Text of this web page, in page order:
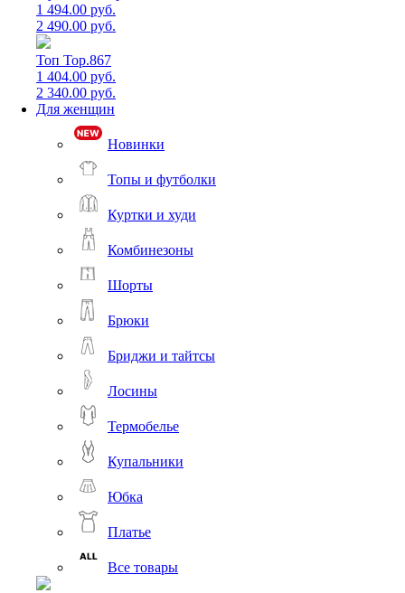
1 494.00 руб.
2 490.00 руб.
Топ Top.867
1 404.00 руб.
2 340.00 руб.
Для женщин
Новинки
Топы и футболки
Куртки и худи
Комбинезоны
Шорты
Брюки
Бриджи и тайтсы
Лосины
Термобелье
Купальники
Юбка
Платье
Все товары